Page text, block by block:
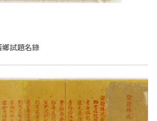
試題名錄